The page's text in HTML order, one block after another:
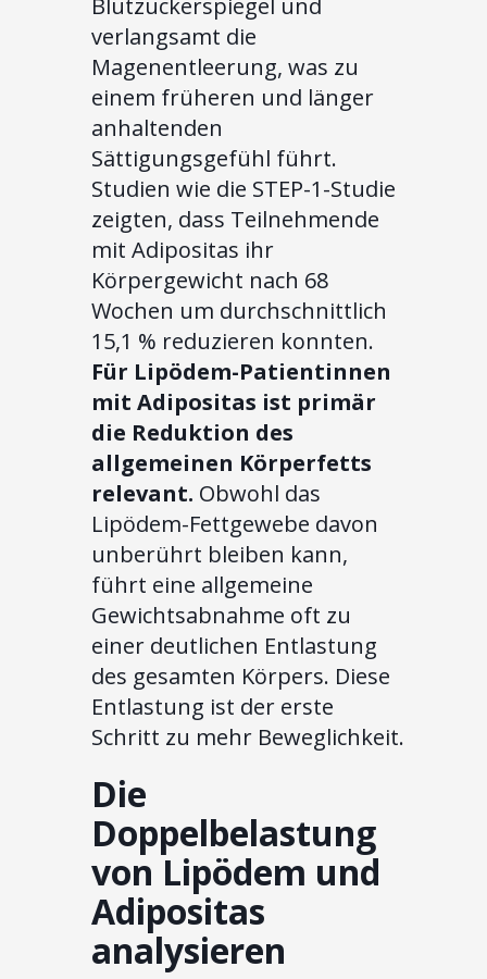
verlangsamt die
Magenentleerung, was zu
einem früheren und länger
anhaltenden
Sättigungsgefühl führt.
Studien wie die STEP-1-Studie
zeigten, dass Teilnehmende
mit Adipositas ihr
Körpergewicht nach 68
Wochen um durchschnittlich
15,1 % reduzieren konnten.
Für Lipödem-Patientinnen
mit Adipositas ist primär
die Reduktion des
allgemeinen Körperfetts
relevant. Obwohl das
Lipödem-Fettgewebe davon
unberührt bleiben kann,
führt eine allgemeine
Gewichtsabnahme oft zu
einer deutlichen Entlastung
des gesamten Körpers. Diese
Entlastung ist der erste
Schritt zu mehr Beweglichkeit.
Die
Doppelbelastung
von Lipödem und
Adipositas
analysieren